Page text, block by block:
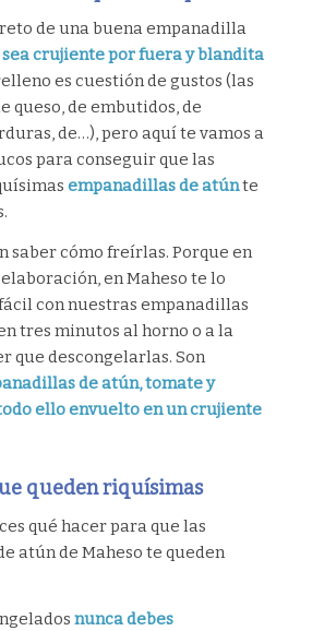
de una buena empanadilla
sea crujiente por fuera y blandita
es cuestión de gustos (las
queso, de embutidos, de
de…), pero aquí te vamos a
para conseguir que las
empanadillas de atúnte
saber cómo freírlas. Porque en
en Maheso te lo
con nuestras empanadillas
tres minutos al horno o a la
que descongelarlas. Son
de atún, tomate y
ello envuelto en un crujiente
queden riquísimas
qué hacer para que las
atún de Maheso te queden
nunca debes